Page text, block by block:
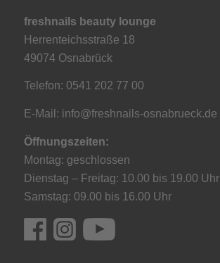
freshnails beauty lounge
Herrenteichsstraße 18
49074 Osnabrück
Telefon: 0541 202 77 00
E-Mail: info@freshnails-osnabrueck.de
Öffnungszeiten:
Montag: geschlossen
Dienstag – Freitag: 10.00 bis 19.00 Uhr
Samstag: 09.00 bis 16.00 Uhr